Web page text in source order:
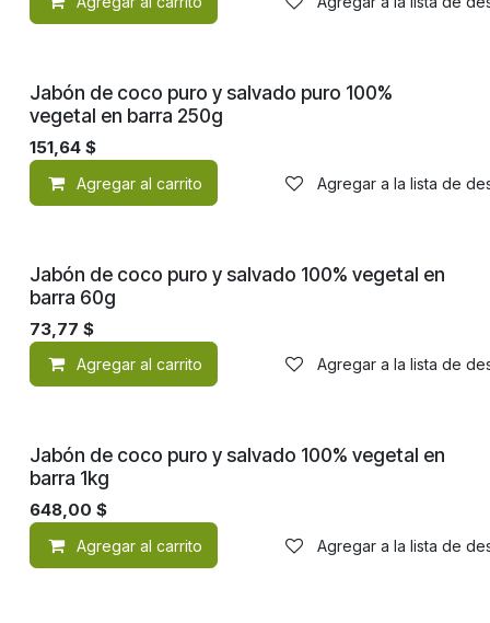
Jabón de coco puro y salvado puro 100%
vegetal en barra 250g
151,64 $
Agregar al carrito Agregar a la lista de
Jabón de coco puro y salvado 100% vegetal en
barra 60g
73,77 $
Agregar al carrito Agregar a la lista de
Jabón de coco puro y salvado 100% vegetal en
barra 1kg
648,00 $
Agregar al carrito Agregar a la lista de